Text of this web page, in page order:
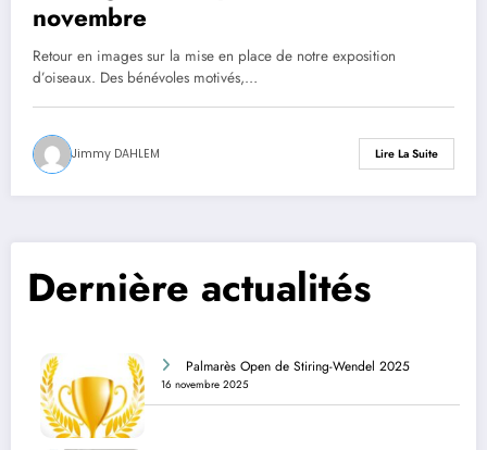
novembre
Retour en images sur la mise en place de notre exposition
d’oiseaux. Des bénévoles motivés,…
Jimmy DAHLEM Lire La Suite
Dernière actualités
Palmarès Open de Stiring-Wendel 2025
16 novembre 2025